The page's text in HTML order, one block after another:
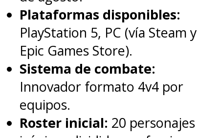
villano.
Un dato importante del
reporte es que esa quinta
película de Los Vengadores
ahora se conoce simplemente
como "Avengers 5" en el
Plataformas disponibles:
PlayStation 5, PC (vía Steam y
Epic Games Store).
Sistema de combate:
Innovador formato 4v4 por
equipos.
Roster inicial: 20 personajes